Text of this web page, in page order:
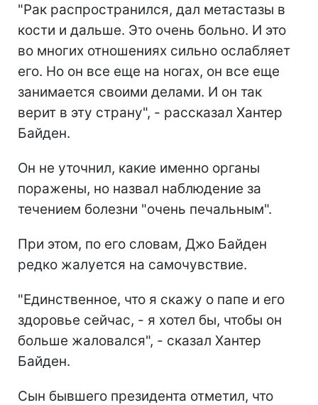
"Рак распространился, дал метастазы в
кости и дальше. Это очень больно. И это
во многих отношениях сильно ослабляет
его. Но он все еще на ногах, он все еще
занимается своими делами. И он так
верит в эту страну", - рассказал Хантер
Байден.
Он не уточнил, какие именно органы
поражены, но назвал наблюдение за
течением болезни "очень печальным".
При этом, по его словам, Джо Байден
редко жалуется на самочувствие.
"Единственное, что я скажу о папе и его
здоровье сейчас, - я хотел бы, чтобы он
больше жаловался", - сказал Хантер
Байден.
Сын бывшего президента отметил, что